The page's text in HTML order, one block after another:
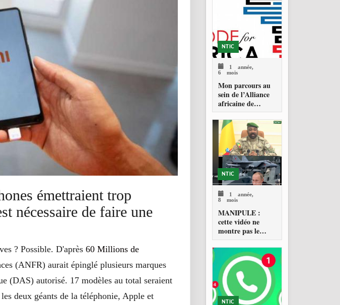
émettraient trop
nécessaire de faire une
? Possible. D'après 60 Millions de
(ANFR) aurait épinglé plusieurs marques
(DAS) autorisé. 17 modèles au total seraient
deux géants de la téléphonie, Apple et
NTIC
1 année,
6 mois
Mon parcours au
sein de l’Alliance
africaine de
vérification des
faits (AFCA)
NTIC
1 année,
8 mois
MANIPULE :
cette vidéo ne
montre pas le
Président de la
transition du Mali,
le Général
d’Armée Assimi
Goïta, tenir un
discours en russe
NTIC